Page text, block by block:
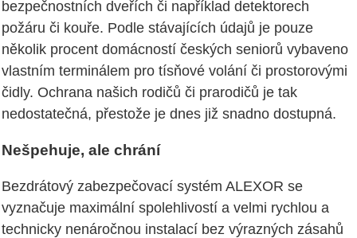
bezpečnostních dveřích či například detektorech
požáru či kouře. Podle stávajících údajů je pouze
několik procent domácností českých seniorů vybaveno
vlastním terminálem pro tísňové volání či prostorovými
čidly. Ochrana našich rodičů či prarodičů je tak
nedostatečná, přestože je dnes již snadno dostupná.
Nešpehuje, ale chrání
Bezdrátový zabezpečovací systém ALEXOR se
vyznačuje maximální spolehlivostí a velmi rychlou a
technicky nenáročnou instalací bez výrazných zásahů